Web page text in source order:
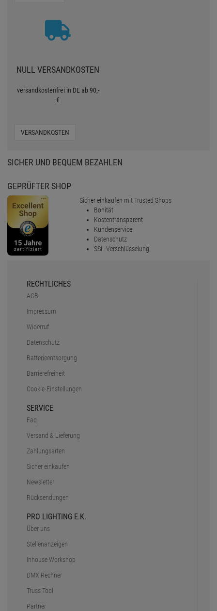
NULL VERSANDKOSTEN
versandkostenfrei in DE ab 90,-
€
VERSANDKOSTEN
SICHER UND BEQUEM BEZAHLEN
GEPRÜFTER SHOP
Sicher einkaufen mit Trusted Shops
Bonität
Kostentransparent
Kundenservice
Datenschutz
SSL-Verschlüsselung
RECHTLICHES
AGB
Impressum
Widerruf
Datenschutz
Batterieentsorgung
Barrierefreiheit
Cookie-Einstellungen
SERVICE
Faq
Versand & Lieferung
Zahlungsarten
Sicher einkaufen
Newsletter
Rücksendungen
PRO LIGHTING E.K.
Über uns
Stellenanzeigen
Inhouse Workshop
DMX Rechner
Truss Tool
Partner